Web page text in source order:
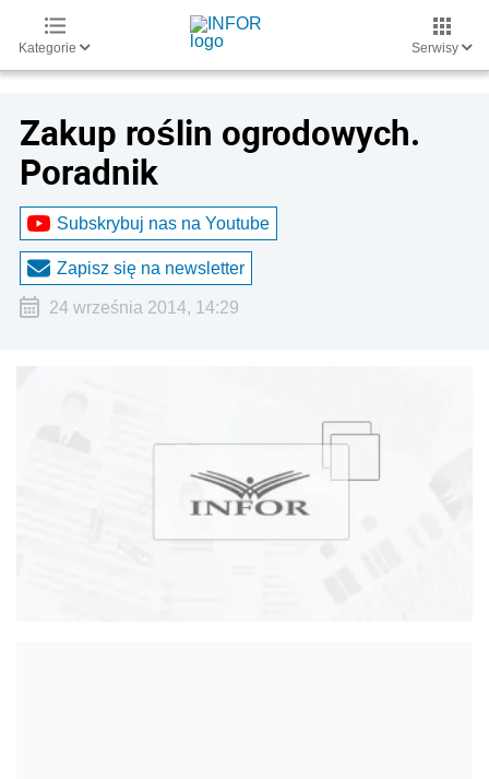
Kategorie Serwisy
Zakup roślin ogrodowych.
Poradnik
Subskrybuj nas na Youtube
Zapisz się na newsletter
24 września 2014, 14:29